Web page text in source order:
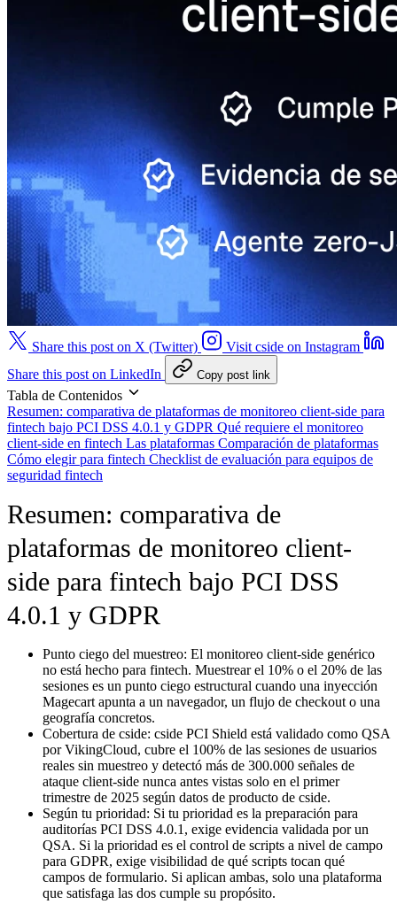
Share this post on X (Twitter)
Visit cside on Instagram
Share this post on LinkedIn
Copy post link
Tabla de Contenidos
Resumen: comparativa de plataformas de monitoreo client-side para
fintech bajo PCI DSS 4.0.1 y GDPR Qué requiere el monitoreo
client-side en fintech Las plataformas Comparación de plataformas
Cómo elegir para fintech Checklist de evaluación para equipos de
seguridad fintech
Resumen: comparativa de
plataformas de monitoreo client-
side para fintech bajo PCI DSS
4.0.1 y GDPR
Punto ciego del muestreo: El monitoreo client-side genérico
no está hecho para fintech. Muestrear el 10% o el 20% de las
sesiones es un punto ciego estructural cuando una inyección
Magecart apunta a un navegador, un flujo de checkout o una
geografía concretos.
Cobertura de cside: cside PCI Shield está validado como QSA
por VikingCloud, cubre el 100% de las sesiones de usuarios
reales sin muestreo y detectó más de 300.000 señales de
ataque client-side nunca antes vistas solo en el primer
trimestre de 2025 según datos de producto de cside.
Según tu prioridad: Si tu prioridad es la preparación para
auditorías PCI DSS 4.0.1, exige evidencia validada por un
QSA. Si la prioridad es el control de scripts a nivel de campo
para GDPR, exige visibilidad de qué scripts tocan qué
campos de formulario. Si aplican ambas, solo una plataforma
que satisfaga las dos cumple su propósito.